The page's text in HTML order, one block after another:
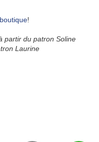
boutique!
partir du patron Soline
Laurine